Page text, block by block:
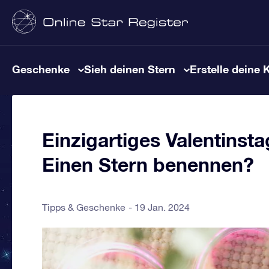
Geschenke Sieh deinen Stern Erstelle deine
Einzigartiges
Einen Stern benennen?
Tipps & Geschenke 19 Jan. 2024